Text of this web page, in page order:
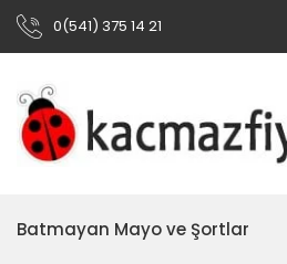
0(541) 375 14 21
Batmayan Mayo ve Şortlar